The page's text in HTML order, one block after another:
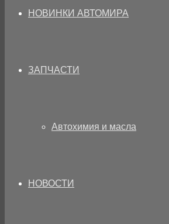
НОВИНКИ АВТОМИРА
ЗАПЧАСТИ
Автохимия и масла
НОВОСТИ